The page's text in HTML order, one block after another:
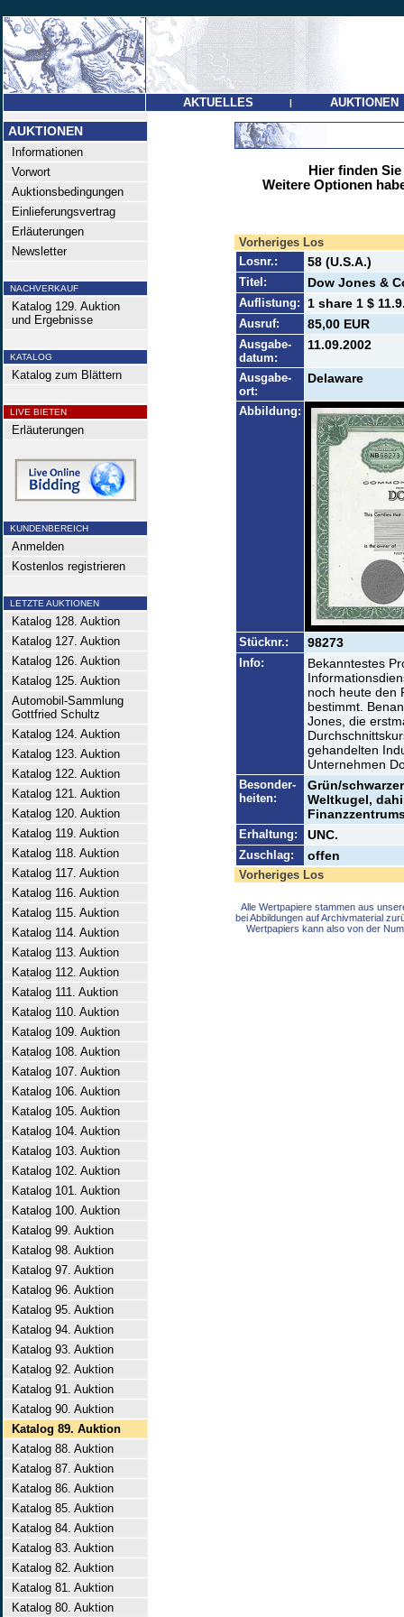
AKTUELLES | AUKTIONEN
AUKTIONEN
Informationen
Vorwort
Auktionsbedingungen
Einlieferungsvertrag
Erläuterungen
Newsletter
NACHVERKAUF
Katalog 129. Auktion
und Ergebnisse
KATALOG
Katalog zum Blättern
LIVE BIETEN
Erläuterungen
KUNDENBEREICH
Anmelden
Kostenlos registrieren
LETZTE AUKTIONEN
Katalog 128. Auktion
Katalog 127. Auktion
Katalog 126. Auktion
Katalog 125. Auktion
Automobil-Sammlung
Gottfried Schultz
Katalog 124. Auktion
Katalog 123. Auktion
Katalog 122. Auktion
Katalog 121. Auktion
Katalog 120. Auktion
Katalog 119. Auktion
Katalog 118. Auktion
Katalog 117. Auktion
Katalog 116. Auktion
Katalog 115. Auktion
Katalog 114. Auktion
Katalog 113. Auktion
Katalog 112. Auktion
Katalog 111. Auktion
Katalog 110. Auktion
Katalog 109. Auktion
Katalog 108. Auktion
Katalog 107. Auktion
Katalog 106. Auktion
Katalog 105. Auktion
Katalog 104. Auktion
Katalog 103. Auktion
Katalog 102. Auktion
Katalog 101. Auktion
Katalog 100. Auktion
Katalog 99. Auktion
Katalog 98. Auktion
Katalog 97. Auktion
Katalog 96. Auktion
Katalog 95. Auktion
Katalog 94. Auktion
Katalog 93. Auktion
Katalog 92. Auktion
Katalog 91. Auktion
Katalog 90. Auktion
Katalog 89. Auktion
Katalog 88. Auktion
Katalog 87. Auktion
Katalog 86. Auktion
Katalog 85. Auktion
Katalog 84. Auktion
Katalog 83. Auktion
Katalog 82. Auktion
Katalog 81. Auktion
Katalog 80. Auktion
Hier finden
Weitere Optionen
Vorheriges Los
Losnr.:
58 (U.S.A.)
Titel: Dow Jones &
Auflistung: 1 share 1 $
Ausruf: 85,00 EUR
Ausgabe-
datum:
11.09.2002
Ausgabe-
ort:
Delaware
Abbildung:
Stücknr.: 98273
Info:
Bekanntestes
noch heute den
bestimmt.
Jones, die
gehandelten
Unternehmen
Besonder-
heiten:
Grün/
Weltkugel,
Erhaltung: UNC.
Zuschlag: offen
Vorheriges Los
Alle Wertpapiere stammen aus
bei Abbildungen auf Archivmaterial
Wertpapiers kann also von der